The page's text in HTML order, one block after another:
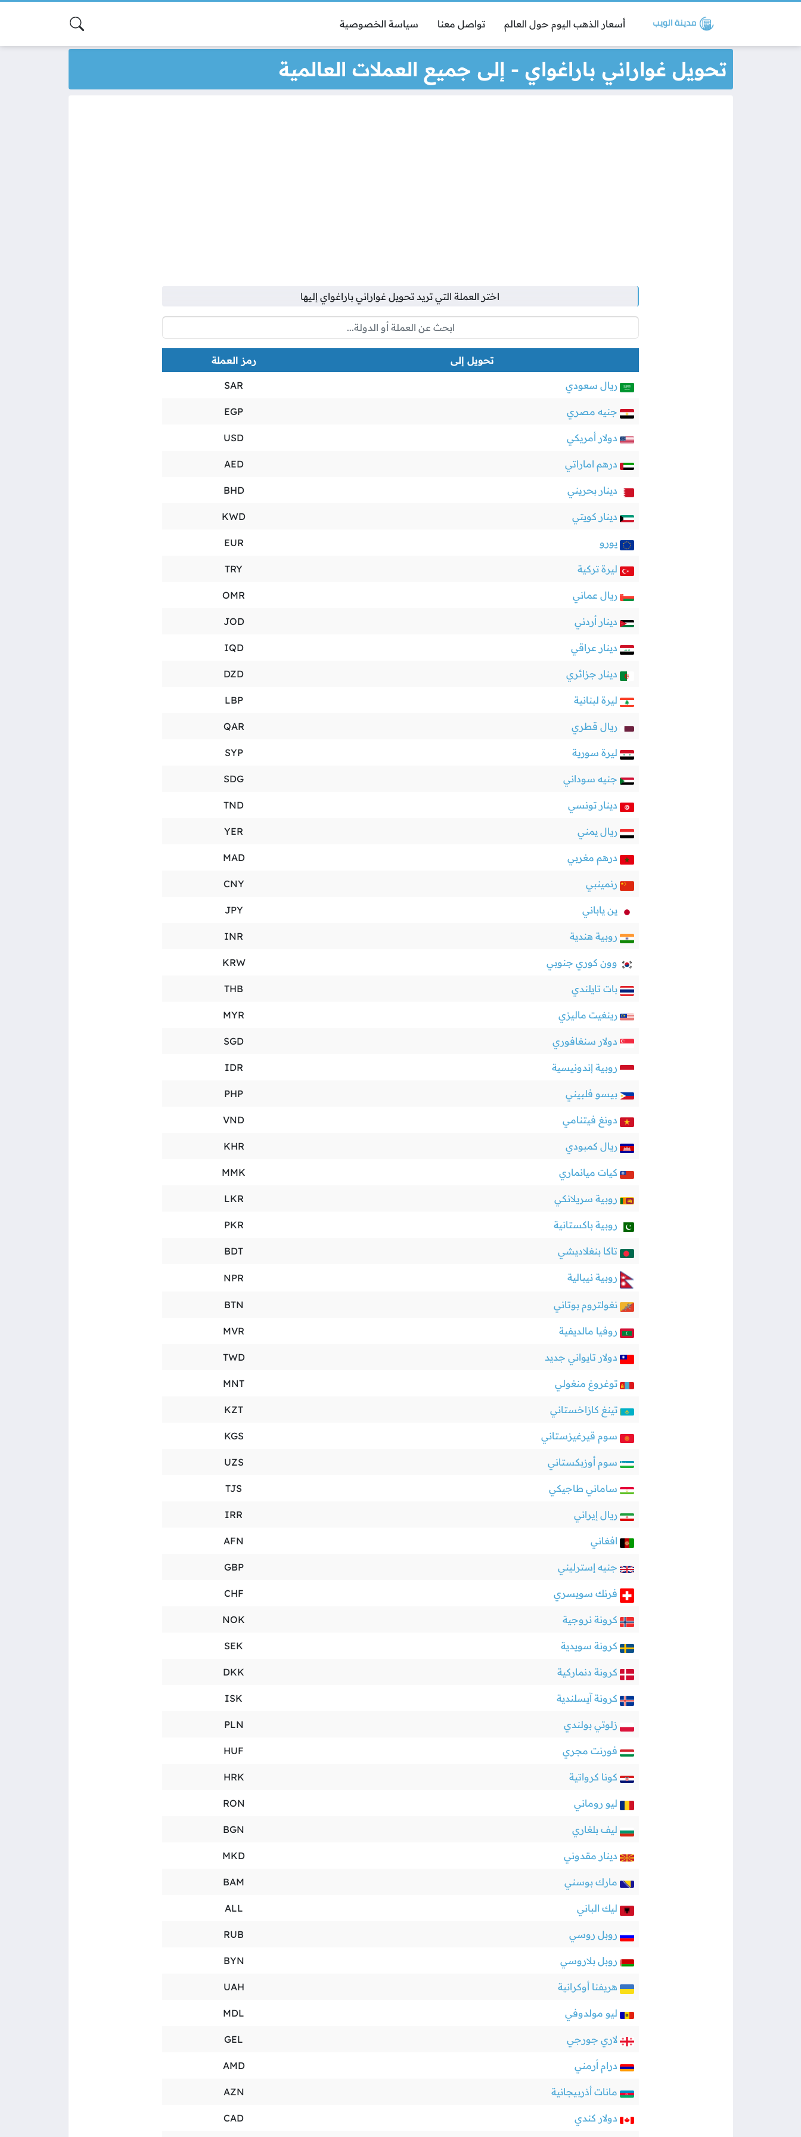
أسعار الذهب اليوم حول العالم تواصل معنا سياسة الخصوصية
تحويل غواراني باراغواي - إلى جميع العملات العالمية
اختر العملة التي تريد تحويل غواراني باراغواي إليها
تحويل إلى رمز العملة
ريال سعودي SAR
جنيه مصري EGP
دولار أمريكي USD
درهم اماراتي AED
دينار بحريني BHD
دينار كويتي KWD
يورو EUR
ليرة تركية TRY
ريال عماني OMR
دينار أردني JOD
دينار عراقي IQD
دينار جزائري DZD
ليرة لبنانية LBP
ريال قطري QAR
ليرة سورية SYP
جنيه سوداني SDG
دينار تونسي TND
ريال يمني YER
درهم مغربي MAD
رنمينبي CNY
ين ياباني JPY
روبية هندية INR
وون كوري جنوبي KRW
بات تايلندي THB
رينغيت ماليزي MYR
دولار سنغافوري SGD
روبية إندونيسية IDR
بيسو فلبيني PHP
دونغ فيتنامي VND
ريال كمبودي KHR
كيات ميانماري MMK
روبية سريلانكي LKR
روبية باكستانية PKR
تاكا بنغلاديشي BDT
روبية نيبالية NPR
نغولتروم بوتاني BTN
روفيا مالديفية MVR
دولار تايواني جديد TWD
توغروغ منغولي MNT
تينغ كازاخستاني KZT
سوم قيرغيزستاني KGS
سوم أوزبكستاني UZS
ساماني طاجيكي TJS
ريال إيراني IRR
افغاني AFN
جنيه إسترليني GBP
فرنك سويسري CHF
كرونة نروجية NOK
كرونة سويدية SEK
كرونة دنماركية DKK
كرونة آيسلندية ISK
زلوتي بولندي PLN
فورنت مجري HUF
كونا كرواتية HRK
ليو روماني RON
ليف بلغاري BGN
دينار مقدوني MKD
مارك بوسني BAM
ليك الباني ALL
روبل روسي RUB
روبل بلاروسي BYN
هريفنا أوكرانية UAH
ليو مولدوفي MDL
لاري جورجي GEL
درام أرمني AMD
مانات أذربيجانية AZN
دولار كندي CAD